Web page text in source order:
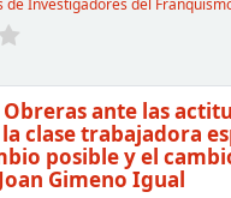
de Investigadores del
ante las
clase trabajadora
posible y el
Gimeno Igual